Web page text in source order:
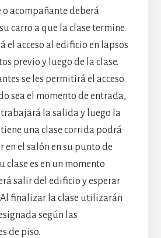
acompañante deberá
carro a que la clase termine.
el acceso al edificio en lapsos
previo y luego de la clase.
se les permitirá el acceso
sea el momento de entrada,
la salida y luego la
una clase corrida podrá
en el salón en su punto de
clase es en un momento
salir del edificio y esperar
Al finalizar la clase utilizarán
según las
de piso.